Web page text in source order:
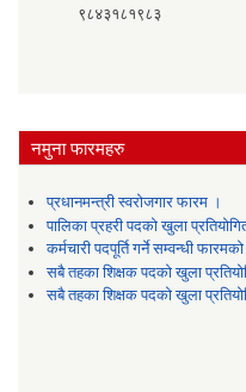
९८४३१८१९८३
नमुना फारमहरु
प्रधानमन्त्री स्वरोजगार फारम ।
पालिका प्रहरी पदको खुला
कर्मचारी पदपूर्ति गर्ने सम्वन्धी
सबै तहका शिक्षक पदको खुला
सबै तहका शिक्षक पदको खुला